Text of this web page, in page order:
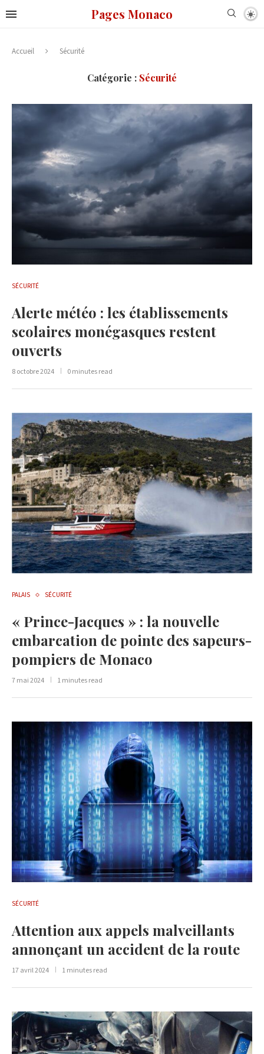
Pages Monaco
Accueil Sécurité
Catégorie : Sécurité
SÉCURITÉ
Alerte météo : les établissements
scolaires monégasques restent
ouverts
8 octobre 2024 0 minutes read
PALAIS SÉCURITÉ
« Prince-Jacques » : la nouvelle
embarcation de pointe des sapeurs-
pompiers de Monaco
7 mai 2024 1 minutes read
SÉCURITÉ
Attention aux appels malveillants
annonçant un accident de la route
17 avril 2024 1 minutes read